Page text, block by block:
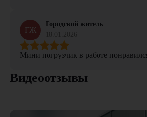
ГЖ
Городской житель
Мини погрузчик в работе
Видеоотзывы